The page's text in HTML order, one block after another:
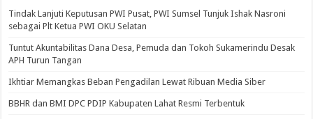
Tindak Lanjuti Keputusan PWI Pusat, PWI Sumsel Tunjuk Ishak Nasroni
sebagai Plt Ketua PWI OKU Selatan
Tuntut Akuntabilitas Dana Desa, Pemuda dan Tokoh Sukamerindu Desak
APH Turun Tangan
Ikhtiar Memangkas Beban Pengadilan Lewat Ribuan Media Siber
BBHR dan BMI DPC PDIP Kabupaten Lahat Resmi Terbentuk